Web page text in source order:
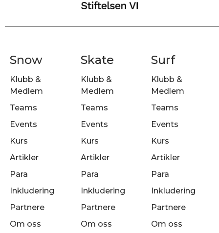
Snow
Klubb &
Medlem
Teams
Events
Kurs
Artikler
Para
Inkludering
Partnere
Om oss
Skate
Klubb &
Medlem
Teams
Events
Kurs
Artikler
Para
Inkludering
Partnere
Om oss
Surf
Klubb &
Medlem
Teams
Events
Kurs
Artikler
Para
Inkludering
Partnere
Om oss